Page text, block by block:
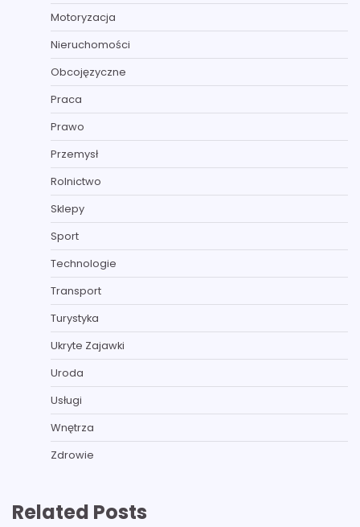
Motoryzacja
Nieruchomości
Obcojęzyczne
Praca
Prawo
Przemysł
Rolnictwo
Sklepy
Sport
Technologie
Transport
Turystyka
Ukryte Zajawki
Uroda
Usługi
Wnętrza
Zdrowie
Related Posts